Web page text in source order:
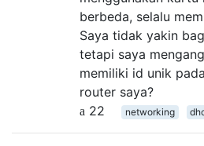
berbeda, selalu
Saya tidak yakin
tetapi saya
memiliki id unik
router saya?
22
networking